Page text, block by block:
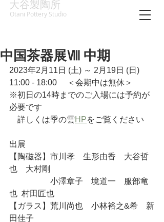
大谷製陶所
Otani Pottery Studio
中国茶器展Ⅷ 中期
2023年2月11日 (土) ～ 2月19日 (日)
11:00 - 18:00 　＜会期中は無休＞
※初日の14時までのご入場には予約が
必要です
詳しくは季の雲HPをご覧ください
出展
【陶磁器】市川孝　生形由香　大谷哲
也　大村剛
小澤章子　境道一　服部竜
也  村田匠也
【ガラス】荒川尚也　小林裕之&希　新
田佳子